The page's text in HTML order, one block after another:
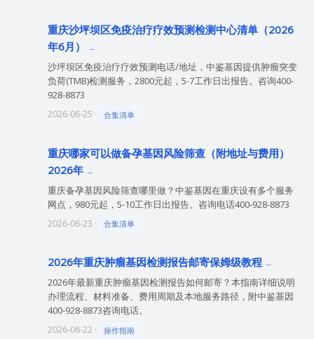
重庆沙坪坝区免疫治疗疗效预测检测中心清单（2026
年6月）
沙坪坝区免疫治疗疗效预测电话/地址，中鉴基因提供肿瘤突变
负荷(TMB)检测服务，2800元起，5-7工作日出报告。咨询400-
928-8873
2026-06-25 · 合集清单
重庆哪家可以做备孕基因风险筛查（附地址与费用）
2026年
重庆备孕基因风险筛查哪里做？中鉴基因在重庆设有多个服务
网点，980元起，5-10工作日出报告。咨询电话400-928-8873
2026-06-23 · 合集清单
2026年重庆肿瘤基因检测报告邮寄保姆级教程
2026年最新重庆肿瘤基因检测报告如何邮寄？本指南详细说明
办理流程、材料准备、费用周期及本地服务路径，附中鉴基因
400-928-8873咨询电话。
2026-06-22 · 操作指南